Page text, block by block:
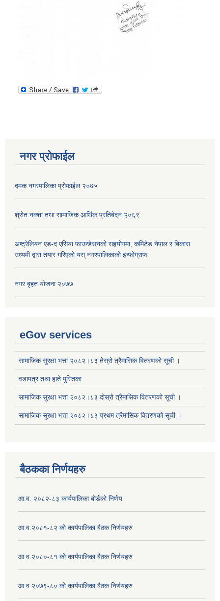
नगर प्रोफाईल
दमक नगरपालिका प्रोफाईल २०७५
श्रोत नक्शा तथा सामाजिक आर्थिक प्रतिबेदन २०६९
अष्ट्रेलियन एड-द एसिया फाउन्डेसनको सहयोगमा, कमिटेड नेपाल र बिकास
उध्यमी द्वारा तयार गरिएको यस् नगरपालिकाको इन्फोग्राफ
नगर बृहत योजना २०७७
eGov services
सामाजिक सुरक्षा भत्ता २०८२।८३ तेस्रो त्रैमासिक वितरणको सूची ।
वडापत्र तथा हाते पुस्तिका
सामाजिक सुरक्षा भत्ता २०८२।८३ दोस्रो त्रैमासिक वितरणको सूची ।
सामाजिक सुरक्षा भत्ता २०८२।८३ प्रथम त्रैमासिक वितरणको सूची ।
बैठकका निर्णयहरु
आ.व. २०८२-८३ कार्यपालिका बोर्डको निर्णय
आ.व.२०८१-८२ को कार्यपालिका बैठक निर्णयहरु
आ.व.२०८०-८१ को कार्यपालिका बैठक निर्णयहरु
आ.व.२०७९-८० को कार्यपालिका बैठक निर्णयहरु